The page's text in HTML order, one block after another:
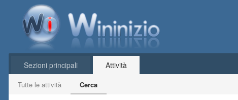
Sezioni principali Attività
Tutte le attività Cerca